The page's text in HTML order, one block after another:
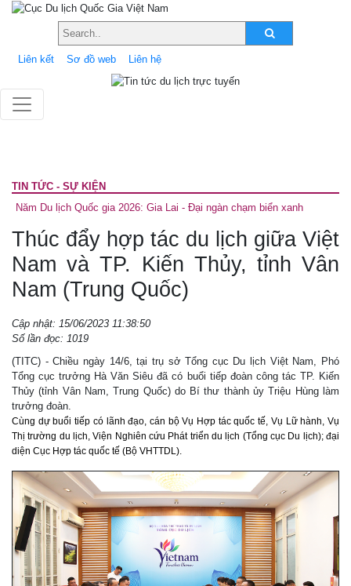
Liên kết Sơ đồ web Liên hệ
TIN TỨC - SỰ KIỆN
Năm Du lịch Quốc gia 2026: Gia Lai - Đại ngàn chạm biển xanh
Thúc đẩy hợp tác du lịch giữa Việt
Nam và TP. Kiến Thủy, tỉnh Vân
Nam (Trung Quốc)
Cập nhật: 15/06/2023 11:38:50
Số lần đọc: 1019
(TITC) - Chiều ngày 14/6, tại trụ sở Tổng cục Du lịch Việt Nam, Phó
Tổng cục trưởng Hà Văn Siêu đã có buổi tiếp đoàn công tác TP. Kiến
Thủy (tỉnh Vân Nam, Trung Quốc) do Bí thư thành ủy Triệu Hùng làm
trưởng đoàn.
Cùng dự buổi tiếp có lãnh đạo, cán bộ Vụ Hợp tác quốc tế, Vụ Lữ hành, Vụ
Thị trường du lịch, Viện Nghiên cứu Phát triển du lịch (Tổng cục Du lịch); đại
diện Cục Hợp tác quốc tế (Bộ VHTTDL).